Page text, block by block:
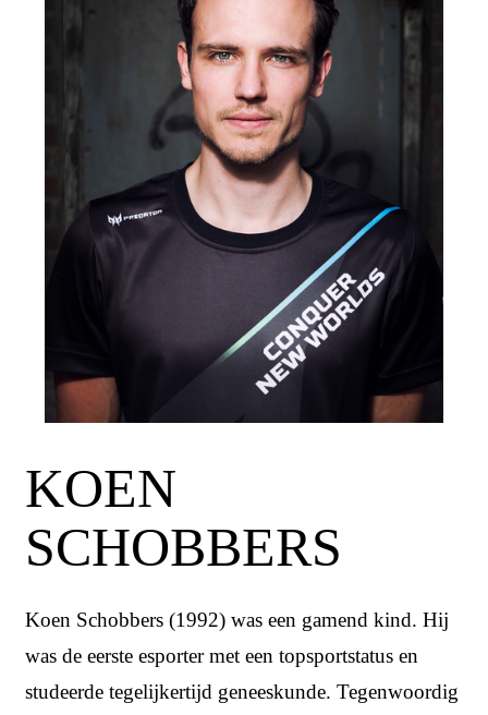
KOEN
SCHOBBERS
Koen Schobbers (1992) was een gamend kind. Hij
was de eerste esporter met een topsportstatus en
studeerde tegelijkertijd geneeskunde. Tegenwoordig